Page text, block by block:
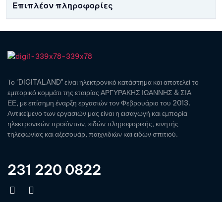
Επιπλέον πληροφορίες
Το "DIGITALAND" είναι ηλεκτρονικό κατάστημα και αποτελεί το
εμπορικό κομμάτι της εταιρίας ΑΡΓΥΡΑΚΗΣ ΙΩΑΝΝΗΣ & ΣΙΑ
ΕΕ, με επίσημη έναρξη εργασιών τον Φεβρουάριο του 2013.
Αντικείμενο των εργασιών μας είναι η εισαγωγή και εμπορία
ηλεκτρονικών προϊόντων, ειδών πληροφορικής, κινητής
τηλεφωνίας και αξεσουάρ, παιχνιδιών και ειδών σπιτιού.
231 220 0822